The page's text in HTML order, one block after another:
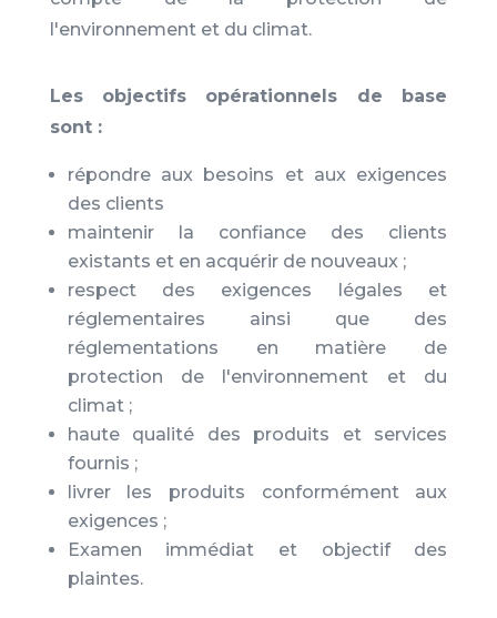
l'environnement et du climat.
Les objectifs opérationnels de base
sont :
répondre aux besoins et aux exigences
des clients
maintenir la confiance des clients
existants et en acquérir de nouveaux ;
respect des exigences légales et
réglementaires ainsi que des
réglementations en matière de
protection de l'environnement et du
climat ;
haute qualité des produits et services
fournis ;
livrer les produits conformément aux
exigences ;
Examen immédiat et objectif des
plaintes.